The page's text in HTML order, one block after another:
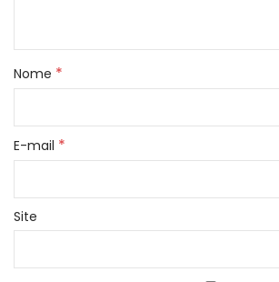
Nome *
E-mail *
Site